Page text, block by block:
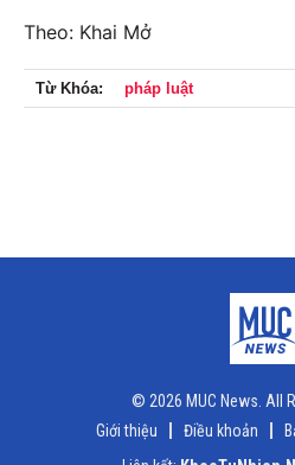
Theo: Khai Mở
Từ Khóa: pháp luật
© 2026 MUC News. All
Giới thiệu
Điều khoản